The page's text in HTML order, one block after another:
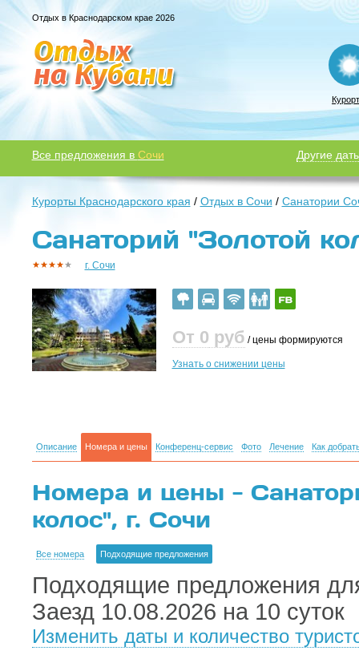
Отдых в Краснодарском крае 2026
Все предложения в Сочи Другие
Курорты Краснодарского края / Отдых в Сочи / Санатории
Санаторий "Золотой
г. Сочи
От 0 руб / цены формируются
Узнать о снижении цены
Описание Номера и цены Конференц-сервис Фото Лечение Как
Номера и цены -
колос", г. Сочи
Все номера Подходящие предложения
Подходящие предложения
Заезд 10.08.2026 на 10 суток
Изменить даты и количество